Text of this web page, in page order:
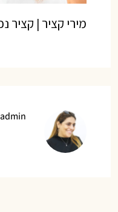
מירי קציר | קציר
admin